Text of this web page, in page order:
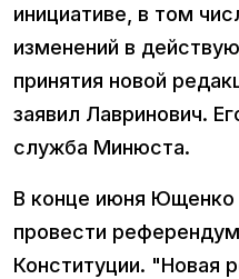
инициативе, в том
изменений в
принятия новой
заявил Лавринович.
служба Минюста.
В конце июня Ющенко
провести
Конституции. "Новая